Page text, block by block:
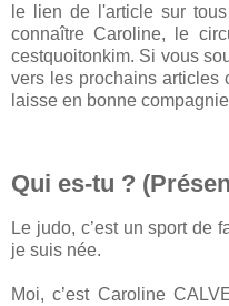
le lien de l'article sur
connaître Caroline, le
cestquoitonkim. Si vous
vers les prochains articles
laisse en bonne
Qui es-tu ?
Le judo, c’est un sport de
je suis née.
Moi, c’est Caroline